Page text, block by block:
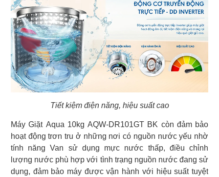
Tiết kiệm điện năng, hiệu suất cao
Máy Giặt Aqua 10kg AQW-DR101GT BK còn đảm bảo
hoạt động trơn tru ở những nơi có nguồn nước yếu nhờ
tính năng Van sử dụng mực nước thấp, điều chỉnh
lượng nước phù hợp với tình trạng nguồn nước đang sử
dụng, đảm bảo máy được vận hành với hiệu suất tuyệt